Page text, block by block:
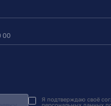
Я подтверждаю своё